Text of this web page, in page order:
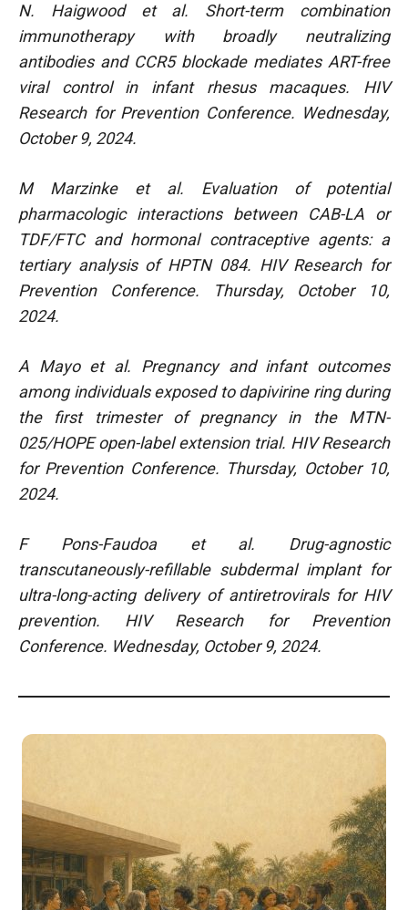
N. Haigwood et al. Short-term combination
immunotherapy with broadly neutralizing
antibodies and CCR5 blockade mediates ART-free
viral control in infant rhesus macaques. HIV
Research for Prevention Conference. Wednesday,
October 9, 2024.
M Marzinke et al. Evaluation of potential
pharmacologic interactions between CAB-LA or
TDF/FTC and hormonal contraceptive agents: a
tertiary analysis of HPTN 084. HIV Research for
Prevention Conference. Thursday, October 10,
2024.
A Mayo et al. Pregnancy and infant outcomes
among individuals exposed to dapivirine ring during
the first trimester of pregnancy in the MTN-
025/HOPE open-label extension trial. HIV Research
for Prevention Conference. Thursday, October 10,
2024.
F Pons-Faudoa et al. Drug-agnostic
transcutaneously-refillable subdermal implant for
ultra-long-acting delivery of antiretrovirals for HIV
prevention. HIV Research for Prevention
Conference. Wednesday, October 9, 2024.